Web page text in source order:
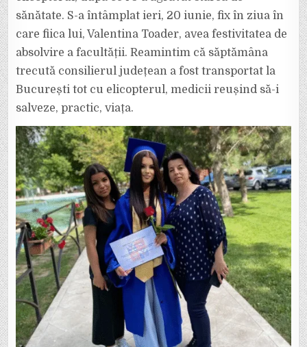
LUI
A
ABSOLVIT
FACULTATEA.
A
STAREA
SĂNĂTATE
A
CONSILIERULUI
TOADER.
„LE
MULȚUMESC
TUTUROR
PENTRU
CĂ
ÎNCEARCĂ
SĂ-
MI
SALVEZE
VIAȚA”
sănătate. S-a întâmplat ieri, 20 iunie, fix în ziua în
care fiica lui, Valentina Toader, avea festivitatea de
absolvire a facultății. Reamintim că săptămâna
trecută consilierul județean a fost transportat la
București tot cu elicopterul, medicii reușind să-i
salveze, practic, viața.